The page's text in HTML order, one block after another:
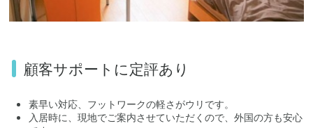
顧客サポートに定評あり
素早い対応、フットワークの軽さがウリです。
入居時に、現地でご案内させていただくので、外国の方も安心